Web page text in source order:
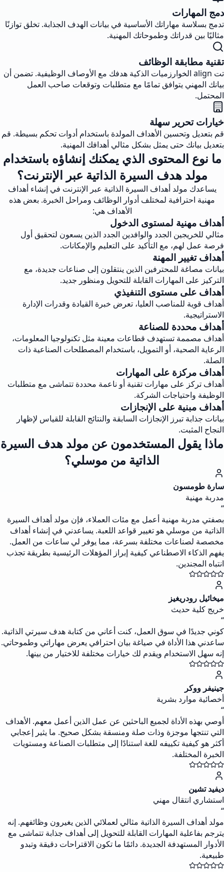
دمج المهارات
تدمج بسلاسة مهاراتك الأساسية في بيانات الهدف الجذابة. تخلق توازنًا
مثاليًا بين قدراتك وطموحاتك المهنية.
تقنية مطابقة الوظائف
تت align الخوارزميات الذكية هدفك مع الأوصاف الوظيفية. تضمن أن
بيانك المهني يتوافق تمامًا مع متطلبات وتوقعات صاحب العمل
المحتمل.
خيارات تحرير سهلة
قم بتعديل وتحسين الأهداف المولدة باستخدام أدوات تحكم بسيطة. قم
بتعديل بيانك حتى يمثل بشكل مثالي أهدافك المهنية.
ما نوع المحتوى الذي يمكنك إنشاؤه باستخدام
مولد هدف السيرة الذاتية عبر الإنترنت؟
يساعدك مولد أهداف السيرة الذاتية عبر الإنترنت في إنشاء أهداف
مهنية احترافية لمختلف أدوار الوظائف ومراحل الخبرة. بعض هذه
الأهداف هي:
أهداف مهنية لمستوى الدخول
مثالي للخريجين الجدد والوافدين الجدد الذين يسعون لتحقيق أول
فرصة عمل لهم، مع التأكيد على التعليم والإمكانات.
أهداف تغيير المهنة
بيانات مصاغة للمحترفين الذين ينتقلون إلى صناعات جديدة، مع
التركيز على المهارات القابلة للتحويل ومنظور جديد.
أهداف على مستوى التنفيذي
أهداف قوية للمناصب العليا، تعرض خبرة القيادة وقدرات الإدارة
الاستراتيجية.
أهداف محددة للصناعة
أهداف مصممة تستهدف قطاعات معينة مثل تكنولوجيا المعلومات،
الرعاية الصحية، أو التمويل، باستخدام المصطلحات الصناعية ذات
الصلة.
أهداف مركزة على المهارات
أهداف تركز على مهارات تقنية أو ناعمة محددة تتماشى مع متطلبات
الوظيفة واحتياجات الشركة.
أهداف مبنية على الإنجازات
بيانات جذابة تبرز الإنجازات السابقة والنتائج القابلة للقياس لإظهار
النجاح المثبت.
ماذا يقول المستخدمون عن مولد هدف السيرة
الذاتية من موسلي؟
سارة طومسون
مدربة مهنية
“
بصفتي مدربة مهنية أعمل مع مئات العملاء، فإن مولد أهداف السيرة
الذاتية من موسلي هو تغيير قواعد اللعبة. يساعدني في إنشاء أهداف
مخصصة لصناعات مختلفة بسرعة، مما يوفر لي ساعات من العمل.
يفهم الذكاء الاصطناعي كيفية إبراز المؤهلات الرئيسية بطريقة تجذب
انتباه المجندين.
ميخائيل رودريغيز
خريج كلية حديث
“
كوني جديدًا في سوق العمل، كنت أعاني من كتابة هدف سيرتي الذاتية.
ساعدني هذا الأداة في صياغة بيان احترافي يعرض مهاراتي وطموحاتي.
إنه سهل الاستخدام ويقدم لك خيارات مختلفة للاختيار من بينها.
جينيفر ووكر
أخصائية موارد بشرية
“
أوصي بهذه الأداة لجميع الباحثين عن عمل الذين أعمل معهم. الأهداف
التي تنتجها موجزة وذات صلة ومنسقة بشكل صحيح. ما يثير إعجابي
أكثر هو كيفية تكييفه للغة استنادًا إلى متطلبات الصناعة ومستويات
الخبرة المختلفة.
ديفيد تشين
استشاري انتقال مهني
“
مولد أهداف السيرة الذاتية مثالي لعملائي الذين يغيرون وظائفهم. إنه
يترجم بفاعلية المهارات القابلة للتحويل إلى أهداف جذابة تتماشى مع
الأدوار المستهدفة الجديدة. دائمًا ما تكون الاقتراحات دقيقة وتبدو
طبيعية.